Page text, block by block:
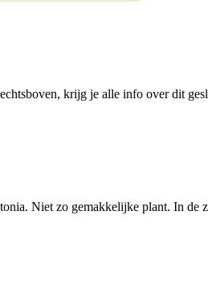
krijg je alle info over dit
Niet zo gemakkelijke plant. In de